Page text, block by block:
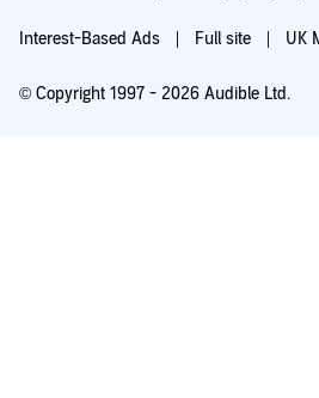
Interest-Based Ads Full site UK
© Copyright 1997 - 2026 Audible Ltd.